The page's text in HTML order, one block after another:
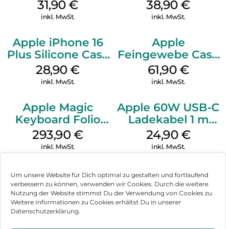
Um unsere Website für Dich optimal zu gestalten und fortlaufend
verbessern zu können, verwenden wir Cookies. Durch die weitere
Nutzung der Website stimmst Du der Verwendung von Cookies zu.
Weitere Informationen zu Cookies erhältst Du in unserer
Datenschutzerklärung.
31,90€
inkl. MwSt.
Ultramarine
38,90€
inkl. MwSt.
Apple iPhone 16
Plus Silicone Case
MagSafe Black
28,90€
inkl. MwSt.
Apple
Feingewebe Case
iPhone 15 Pro
MagSafe Schwarz
61,90 €
inkl. MwSt.
Apple Magic
Keyboard Folio
iPad 10.9″ (10.Gen.)
Weiß
293,90€
inkl. MwSt.
Apple 60W USB-C
Ladekabel 1 m
Weiß
24,90 €
inkl. MwSt.
Impressum